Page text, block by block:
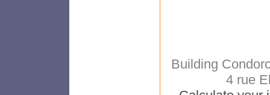
Building
4 rue